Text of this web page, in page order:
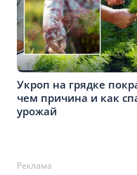
Укроп на грядке
чем причина и как
урожай
Реклама